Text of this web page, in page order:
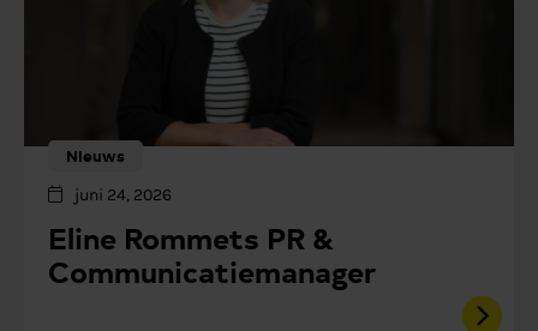
Nieuws
juni 24, 2026
Eline Rommets PR &
Communicatiemanager